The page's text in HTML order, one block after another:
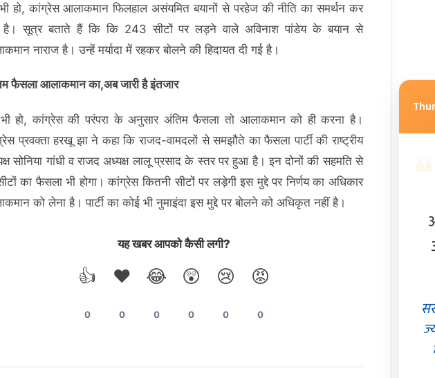
हो, कांग्रेस आलाकमान फिलहाल असंयमित बयानों से परहेज की नीति का समर्थन कर
है। सूत्र बताते हैं कि कि 243 सीटों पर लड़ने वाले अविनाश पांडेय के बयान से
नाराज है। उन्‍हें मर्यादा में रहकर बोलने की हिदायत दी गई है।
फैसला आलाकमान का,अब जारी है इंतजार
हो, कांग्रेस की परंपरा के अनुसार अंतिम फैसला तो आलाकमान को ही करना है।
प्रवक्ता हरखू झा ने कहा कि राजद-वामदलों से समझौते का फैसला पार्टी की राष्ट्रीय
सोनिया गांधी व राजद अध्यक्ष लालू प्रसाद के स्तर पर हुआ है। इन दोनों की सहमति से
का फैसला भी होगा। कांग्रेस कितनी सीटों पर लड़ेगी इस मुद्दे पर निर्णय का अधिकार
को लेना है। पार्टी का कोई भी नुमाइंदा इस मुद्दे पर बोलने को अधिकृत नहीं है।
यह खबर आपको कैसी लगी?
👍
0
❤️
0
😂
0
😲
0
😢
0
😡
0